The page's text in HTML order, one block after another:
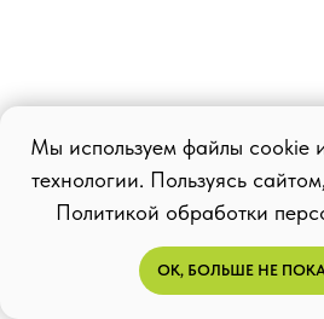
Нитевой лифтинг
Мы используем файлы cookie
технологии. Пользуясь
Политикой обработки
ОК, БОЛЬШЕ НЕ